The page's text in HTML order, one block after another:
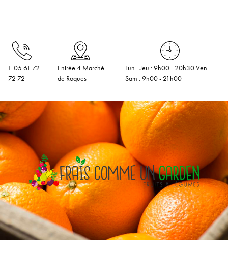
T. 05 61 72
72 72
Entrée 4 Marché
de Roques
Lun - Jeu : 9h00 - 20h30 Ven -
Sam : 9h00 - 21h00